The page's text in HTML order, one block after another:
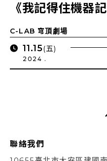
《我記得住機器
C-LAB 穹頂劇場
11.15(五)
2024 .
聯絡我們